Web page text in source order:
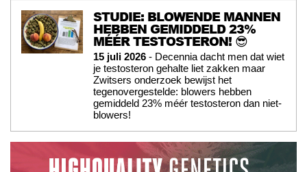
STUDIE: BLOWENDE MANNEN
HEBBEN GEMIDDELD 23%
MÉÉR TESTOSTERON! 😎
15 juli 2026 - Decennia dacht men dat wiet
je testosteron gehalte liet zakken maar
Zwitsers onderzoek bewijst het
tegenovergestelde: blowers hebben
gemiddeld 23% méér testosteron dan niet-
blowers!